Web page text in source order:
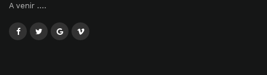
A venir ....